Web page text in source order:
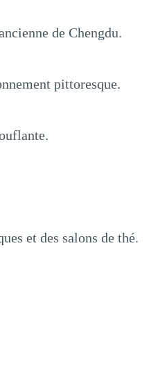
de Chengdu.
pittoresque.
et des salons de thé.